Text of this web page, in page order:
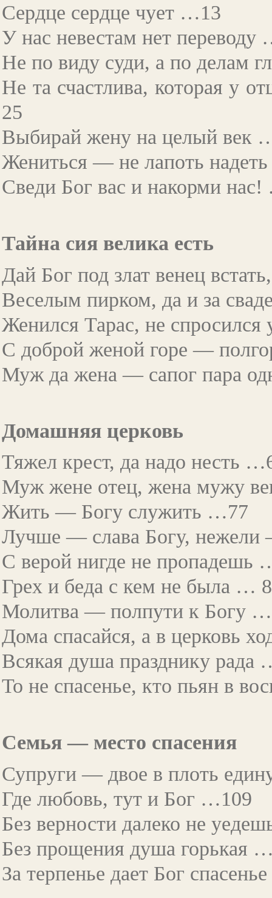
Сердце сердце чует …13
У нас невестам нет переводу
Не по виду суди, а по делам
Не та счастлива, которая у
25
Выбирай жену на целый век
Жениться — не лапоть
Сведи Бог вас и накорми
Тайна сия велика есть
Дай Бог под злат венец
Веселым пирком, да и за
Женился Тарас, не
С доброй женой горе —
Муж да жена — сапог пара
Домашняя церковь
Тяжел крест, да надо несть
Муж жене отец, жена мужу
Жить — Богу служить …77
Лучше — слава Богу,
С верой нигде не пропадешь
Грех и беда с кем не была …
Молитва — полпути к Богу
Дома спасайся, а в церковь
Всякая душа празднику рада
То не спасенье, кто пьян в
Семья — место спасения
Супруги — двое в плоть
Где любовь, тут и Бог …109
Без верности далеко не
Без прощения душа горькая
За терпенье дает Бог